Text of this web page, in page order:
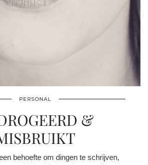
PERSONAL
&
behoefte om dingen te schrijven,